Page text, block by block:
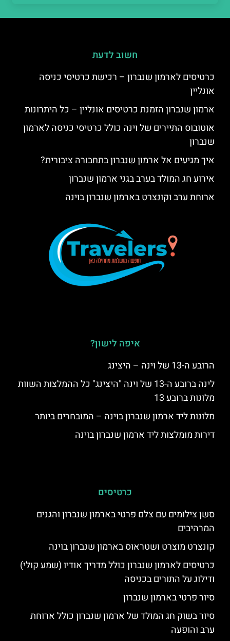
חשוב לדעת
כרטיסים לארמון שנברון – רכישת כרטיסי כניסה
אונליין
ארמון שנברון הזמנת כרטיסים אונליין – כל היתרונות
אוטובוס התיירים של וינה כולל כרטיסי כניסה לארמון
שנברון
איך מגיעים אל ארמון שנברון בתחבורה ציבורית?
אירוע חג המולד בערב בגני ארמון שנברון
ארוחת ערב וקונצרט בארמון שנברון בוינה
איפה לישון?
הרובע ה-13 של וינה – היצינג
לינה ברובע ה-13 של וינה "היצינג" כל ההמלצות השוות
מלונות ברובע 13
מלונות ליד ארמון שנברון בוינה – המובחרים ביותר
דירות מומלצות ליד ארמון שנברון בוינה
כרטיסים
סשן צילומים עם צלם פרטי בארמון שנברון והגנים
המרהיבים
קונצרט מוצרט ושטראוס בארמון שנברון בוינה
כרטיסים לארמון שנברון כולל מדריך אודיו (שמע קולי)
ודילוג על התורים בכניסה
סיור פרטי בארמון שנברון
סיור בשוק חג המולד של ארמון שנברון כולל ארוחת
ערב והופעה